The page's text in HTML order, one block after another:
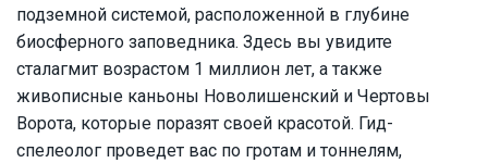
подземной системой, расположенной в глубине
биосферного заповедника. Здесь вы увидите
сталагмит возрастом 1 миллион лет, а также
живописные каньоны Новолишенский и Чертовы
Ворота, которые поразят своей красотой. Гид-
спелеолог проведет вас по гротам и тоннелям,